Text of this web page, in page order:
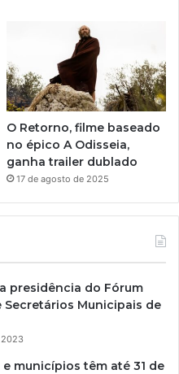
O Retorno, filme baseado
no épico A Odisseia,
ganha trailer dublado
17 de agosto de 2025
presidência do Fórum
Secretários Municipais de
e municípios têm até 31 de